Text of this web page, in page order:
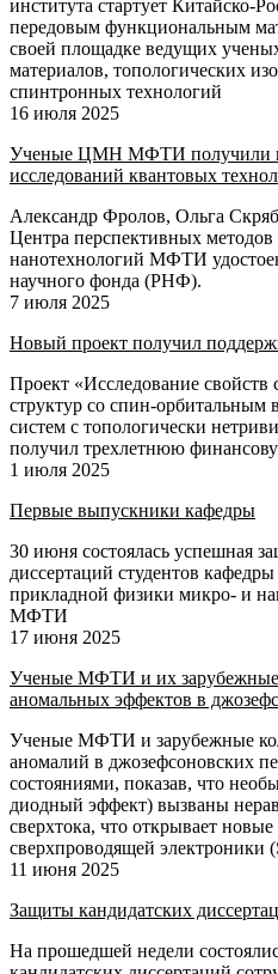
института стартует Китайско-
передовым функциональным
своей площадке ведущих
материалов, топологических
спинтронных технологий
16 июля 2025
Ученые ЦМН МФТИ получили
исследований квантовых
Александр Фролов, Ольга
Центра перспективных
нанотехнологий МФТИ
научного фонда (РНФ).
7 июля 2025
Новый проект получил
Проект «Исследование
структур со спин-орбитальным
систем с топологически
получил трехлетнюю
1 июля 2025
Первые выпускники кафедры
30 июня состоялась успешная
диссертаций студентов
прикладной физики микро- и
МФТИ
17 июня 2025
Ученые МФТИ и их зарубежные
аномальных эффектов в
Ученые МФТИ и зарубежные
аномалий в джозефсоновских
состояниями, показав, что
диодный эффект) вызваны
сверхтока, что открывает
сверхпроводящей электроники
11 июня 2025
Защиты кандидатских
На прошедшей недели